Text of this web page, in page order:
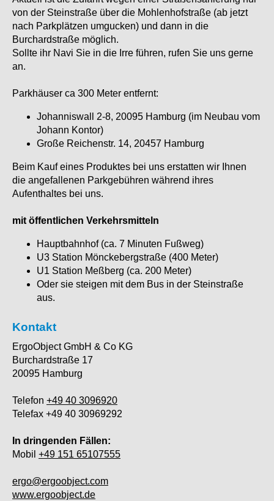
von der Steinstraße über die Mohlenhofstraße (ab jetzt
nach Parkplätzen umgucken) und dann in die
Burchardstraße möglich.
Sollte ihr Navi Sie in die Irre führen, rufen Sie uns gerne
an.
Parkhäuser ca 300 Meter entfernt:
Johanniswall 2-8, 20095 Hamburg (im Neubau vom
Johann Kontor)
Große Reichenstr. 14, 20457 Hamburg
Beim Kauf eines Produktes bei uns erstatten wir Ihnen
die angefallenen Parkgebühren während ihres
Aufenthaltes bei uns.
mit öffentlichen Verkehrsmitteln
Hauptbahnhof (ca. 7 Minuten Fußweg)
U3 Station Mönckebergstraße (400 Meter)
U1 Station Meßberg (ca. 200 Meter)
Oder sie steigen mit dem Bus in der Steinstraße
aus.
Kontakt
ErgoObject GmbH & Co KG
Burchardstraße 17
20095 Hamburg
Telefon +49 40 3096920
Telefax +49 40 30969292
In dringenden Fällen:
Mobil +49 151 65107555
ergo@ergoobject.com
www.ergoobject.de